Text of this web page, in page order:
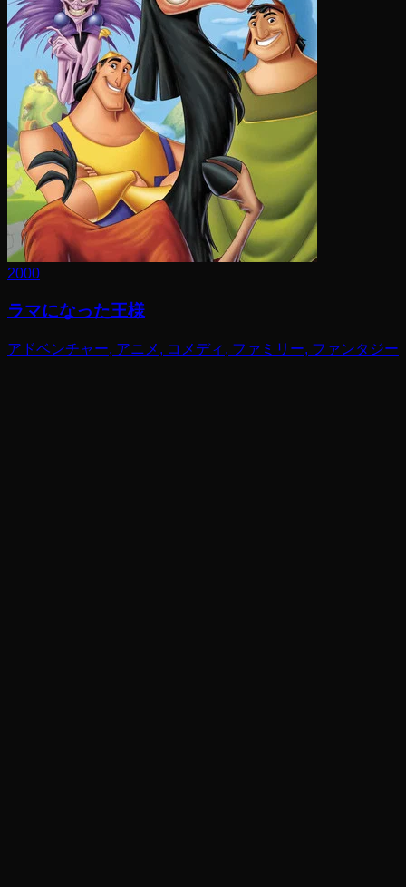
2000
ラマになった王様
アドベンチャー, アニメ, コメディ, ファミリー, ファンタジー